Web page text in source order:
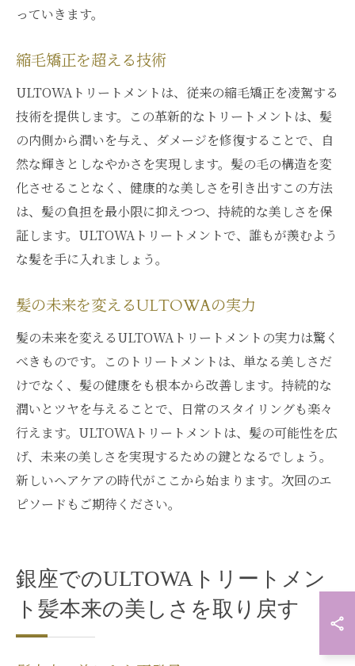
っていきます。
縮毛矯正を超える技術
ULTOWAトリートメントは、従来の縮毛矯正を凌駕する
技術を提供します。この革新的なトリートメントは、髪
の内側から潤いを与え、ダメージを修復することで、自
然な輝きとしなやかさを実現します。髪の毛の構造を変
化させることなく、健康的な美しさを引き出すこの方法
は、髪の負担を最小限に抑えつつ、持続的な美しさを保
証します。ULTOWAトリートメントで、誰もが羨むよう
な髪を手に入れましょう。
髪の未来を変えるULTOWAの実力
髪の未来を変えるULTOWAトリートメントの実力は驚く
べきものです。このトリートメントは、単なる美しさだ
けでなく、髪の健康をも根本から改善します。持続的な
潤いとツヤを与えることで、日常のスタイリングも楽々
行えます。ULTOWAトリートメントは、髪の可能性を広
げ、未来の美しさを実現するための鍵となるでしょう。
新しいヘアケアの時代がここから始まります。次回のエ
ピソードもご期待ください。
銀座でのULTOWAトリートメン
ト髪本来の美しさを取り戻す